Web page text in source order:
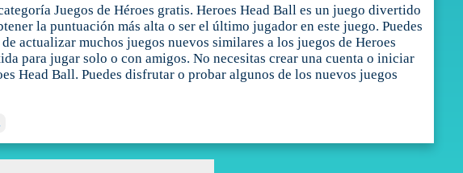
Juegos de Héroes gratis. Heroes Head Ball es un juego divertido
la puntuación más alta o ser el último jugador en este juego. Puedes
actualizar muchos juegos nuevos similares a los juegos de Heroes
para jugar solo o con amigos. No necesitas crear una cuenta o iniciar
Head Ball. Puedes disfrutar o probar algunos de los nuevos juegos